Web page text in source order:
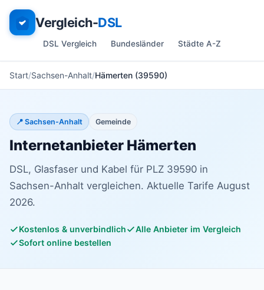
Vergleich-DSL
DSL Vergleich Bundesländer Städte A-Z
Start Sachsen-Anhalt Hämerten (39590)
📍 Sachsen-Anhalt Gemeinde
Internetanbieter Hämerten
DSL, Glasfaser und Kabel für PLZ 39590 in
Sachsen-Anhalt vergleichen. Aktuelle Tarife August
2026.
Kostenlos & unverbindlich
Alle Anbieter im Vergleich
Sofort online bestellen